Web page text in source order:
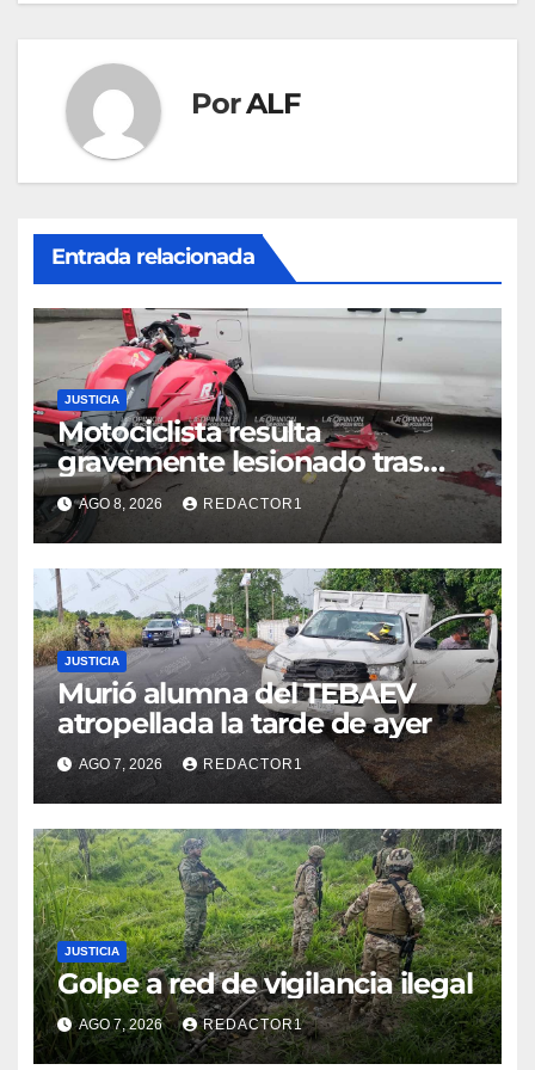
PorALF
Entrada relacionada
JUSTICIA
Motociclista resulta
gravemente lesionado tras
choque en la colonia Ricardo
Flores Magón
AGO 8, 2026 REDACTOR1
JUSTICIA
Murió alumna del TEBAEV
atropellada la tarde de ayer
AGO 7, 2026 REDACTOR1
JUSTICIA
Golpe a red de vigilancia ilegal
AGO 7, 2026 REDACTOR1